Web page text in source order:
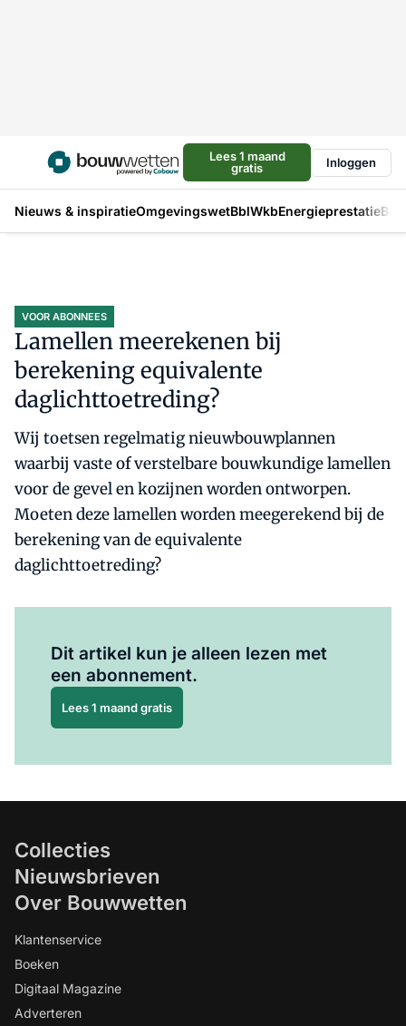
Lees 1 maand
gratis
Inloggen
Nieuws & inspiratieOmgevingswetBblWkbEnergieprestatie
VOOR ABONNEES
Lamellen meerekenen bij
berekening equivalente
daglichttoetreding?
Wij toetsen regelmatig nieuwbouwplannen
waarbij vaste of verstelbare bouwkundige lamellen
voor de gevel en kozijnen worden ontworpen.
Moeten deze lamellen worden meegerekend bij de
berekening van de equivalente
daglichttoetreding?
Dit artikel kun je alleen lezen met
een abonnement.
Lees 1 maand gratis
Collecties
Nieuwsbrieven
Over Bouwwetten
Klantenservice
Boeken
Digitaal Magazine
Adverteren